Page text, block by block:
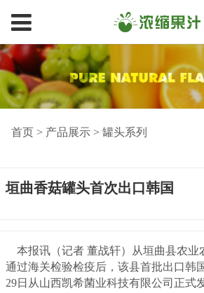
首页> 产品展示> 罐头系列
垣曲香菇罐头首次出口韩国
本报讯（记者 董战轩）从垣曲县农业
通过海关检验检疫后，该县首批出口韩
29日从山西凯希菌业科技有限公司正式